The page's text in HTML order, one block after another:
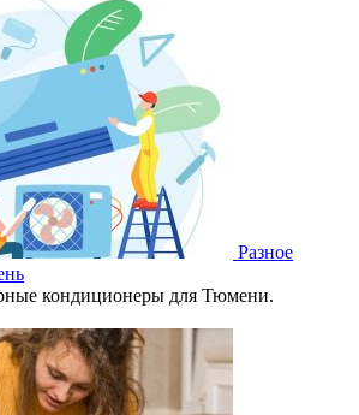
Разное
кондиционеры для Тюмени.